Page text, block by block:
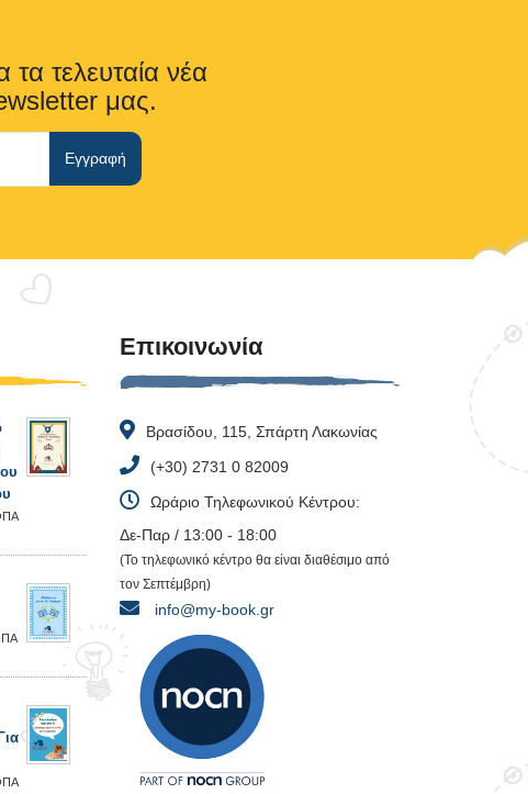
τα τελευταία νέα
μας.
Επικοινωνία
Βρασίδου, 115, Σπάρτη Λακωνίας
(+30) 2731 0 82009
Ωράριο Τηλεφωνικού Κέντρου:
Δε-Παρ / 13:00 - 18:00
(Το τηλεφωνικό κέντρο θα είναι διαθέσιμο από
τον Σεπτέμβρη)
info@my-book.gr